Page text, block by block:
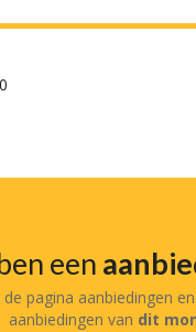
een
de pagina aanbiedingen
aanbiedingen van dit